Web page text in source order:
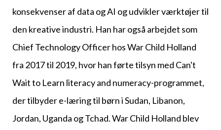
konsekvenser af data og AI og udvikler værktøjer til
den kreative industri. Han har også arbejdet som
Chief Technology Officer hos War Child Holland
fra 2017 til 2019, hvor han førte tilsyn med Can't
Wait to Learn literacy and numeracy-programmet,
der tilbyder e-læring til børn i Sudan, Libanon,
Jordan, Uganda og Tchad. War Child Holland blev